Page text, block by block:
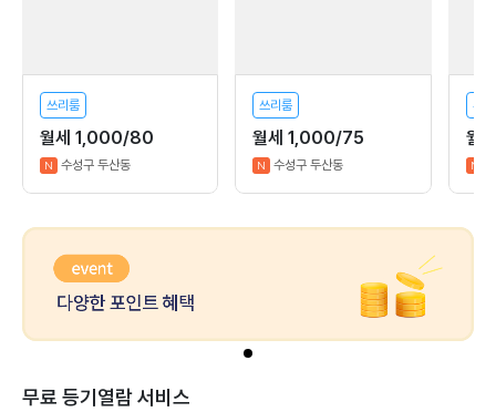
쓰리룸
월세 1,000/80
N 수성구 두산동
쓰리룸
월세 1,000/75
N 수성구 두산동
투룸
월
N
무료 등기열람 서비스